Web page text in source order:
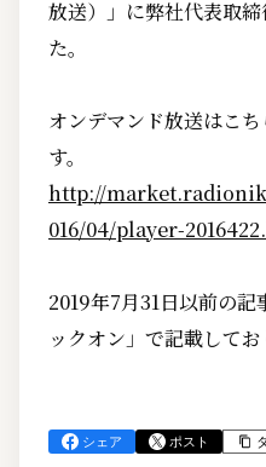
放送）」に弊社代表取
た。
オンデマンド放送はこ
す。
http://
016/04/player-
2019年7月31日以前の
ックオン」で記載してお
シェア ポスト